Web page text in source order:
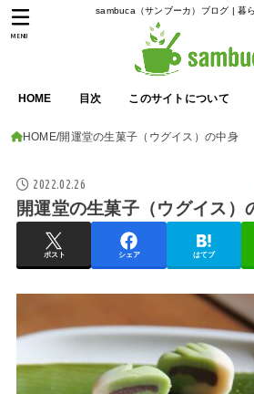
sambuca（サンブーカ）ブログ | 暮
HOME 目次 このサイトについて
MENU
HOME 開運堂の生菓子（ウグイス）の中身
2022.02.26
開運堂の生菓子（ウグイス）
ポスト シェア はてブ